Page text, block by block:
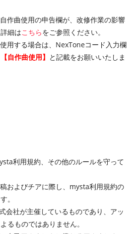
作曲使用の申告欄が、改修作業の影響
細はこちらをご参照ください。
用する場合は、NexToneコード入力欄
自作曲使用】 と記載をお願いいたしま
利用規約、その他のルールを守って
およびチアに際し、mysta利用規約の
。
会社が主催しているものであり、アッ
るものではありません。